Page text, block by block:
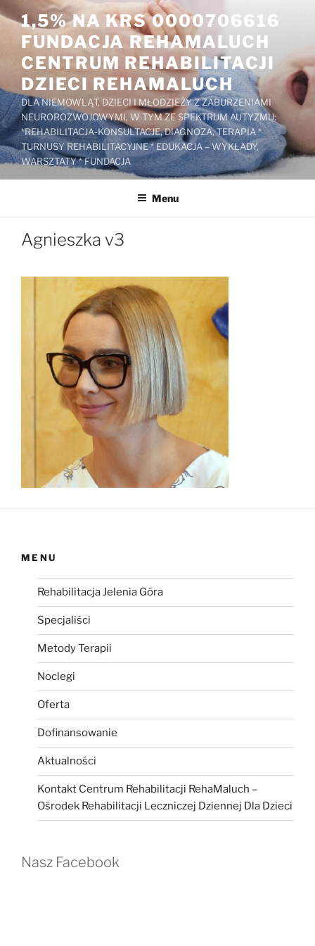
Przejdź
do
treści
1,5% NA KRS 0000706616
FUNDACJA REHAMALUCH
CENTRUM REHABILITACJI
DZIECI REHAMALUCH
DLA NIEMOWLĄT, DZIECI I MŁODZIEŻY Z ZABURZENIAMI
NEUROROZWOJOWYMI, W TYM ZE SPEKTRUM AUTYZMU:
*REHABILITACJA-KONSULTACJE, DIAGNOZA, TERAPIA *
TURNUSY REHABILITACYJNE * EDUKACJA – WYKŁADY,
WARSZTATY * FUNDACJA
Menu
Agnieszka v3
MENU
Rehabilitacja Jelenia Góra
Specjaliści
Metody Terapii
Noclegi
Oferta
Dofinansowanie
Aktualności
Kontakt Centrum Rehabilitacji RehaMaluch –
Ośrodek Rehabilitacji Leczniczej Dziennej Dla Dzieci
Nasz Facebook